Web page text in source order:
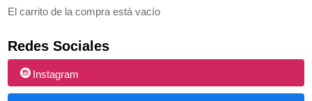
El carrito de la compra está vacío
Redes Sociales
Instagram